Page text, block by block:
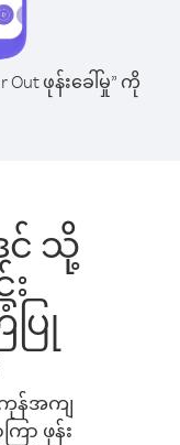
Out ဖုန်းခေါ်မှု” ကို
င် သို့
ြု
န်အကျ
ြာ ဖုန်း